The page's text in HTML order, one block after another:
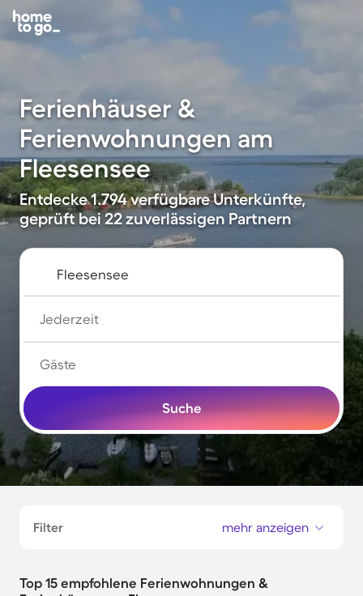
Ferienhäuser &
Ferienwohnungen am
Fleesensee
Entdecke 1.794 verfügbare Unterkünfte,
geprüft bei 22 zuverlässigen Partnern
Jederzeit
Gäste
Suche
Filter mehr anzeigen
Top 15 empfohlene Ferienwohnungen &